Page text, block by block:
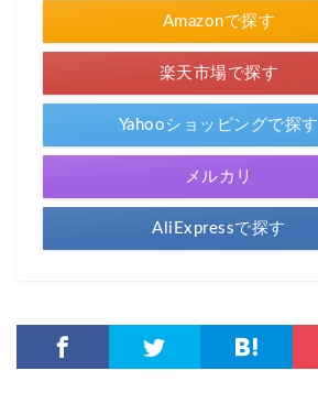
Amazonで探す
楽天市場で探す
Yahooショッピングで探す
メルカリ
AliExpressで探す